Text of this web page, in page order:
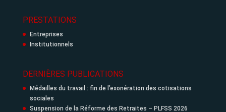
PRESTATIONS
Entreprises
Institutionnels
DERNIÈRES PUBLICATIONS
Médailles du travail : fin de l’exonération des cotisations
sociales
Suspension de la Réforme des Retraites – PLFSS 2026